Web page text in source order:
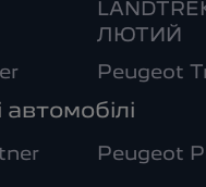
ЛЮТИЙ
Peugeot
автомобілі
Peugeot